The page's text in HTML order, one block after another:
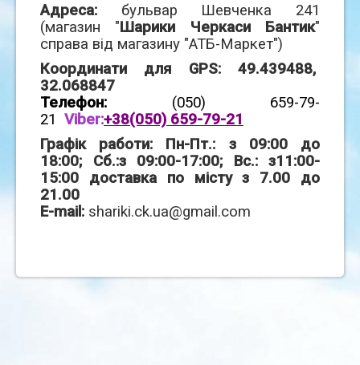
Адреса: бульвар Шевченка 241
(магазин "Шарики Черкаси Бантик"
справа від магазину "АТБ-Маркет")
Координати для GPS: 49.439488,
32.068847
Телефон: (050) 659-79-
21 Viber:+38(050) 659-79-21
Графік работи: Пн-Пт.: з 09:00 до
18:00; Сб.:з 09:00-17:00; Вс.: з11:00-
15:00 доставка по місту з 7.00 до
21.00
E-mail: shariki.ck.ua@gmail.com